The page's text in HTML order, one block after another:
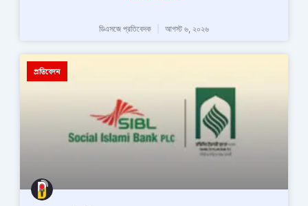
ডিএসজে প্রতিবেদক আগস্ট ৬, ২০২৬
প্রতিবেদন